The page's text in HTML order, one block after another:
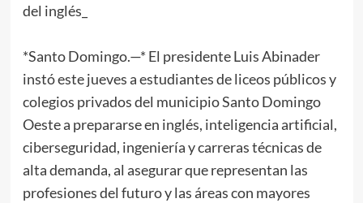
del inglés_
*Santo Domingo.—* El presidente Luis Abinader
instó este jueves a estudiantes de liceos públicos y
colegios privados del municipio Santo Domingo
Oeste a prepararse en inglés, inteligencia artificial,
ciberseguridad, ingeniería y carreras técnicas de
alta demanda, al asegurar que representan las
profesiones del futuro y las áreas con mayores